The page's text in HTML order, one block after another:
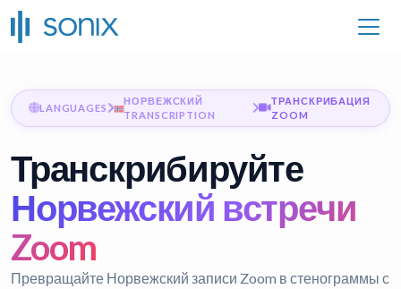
LANGUAGES
НОРВЕЖСКИЙ
TRANSCRIPTION
ТРАНСКРИБАЦИЯ
ZOOM
Транскрибируйте
Норвежский встречи
Zoom
Превращайте Норвежский записи Zoom в стенограммы с